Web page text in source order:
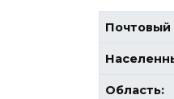
Почтовый
Область: